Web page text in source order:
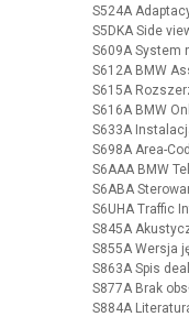
S524A
S5DKA Side
S609A System
S612A BMW
S615A
S616A BMW
S633A
S698A Area-
S6AAA BMW
S6ABA
S6UHA Traffic
S845A
S855A Wersja
S863A Spis
S877A Brak
S884A